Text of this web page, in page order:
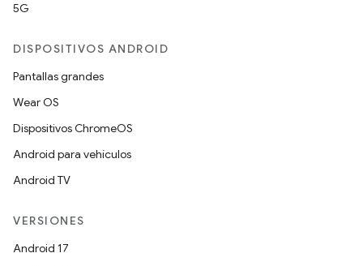
5G
DISPOSITIVOS ANDROID
Pantallas grandes
Wear OS
Dispositivos ChromeOS
Android para vehículos
Android TV
VERSIONES
Android 17